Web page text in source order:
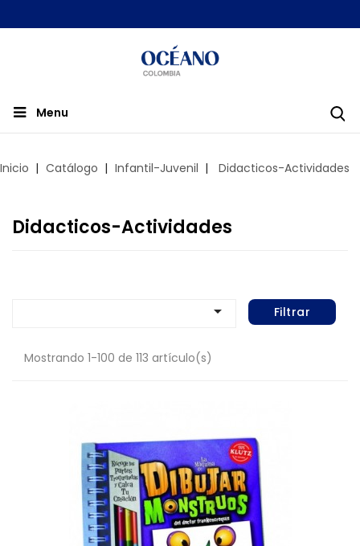
Menu
Inicio Catálogo Infantil-Juvenil Didacticos-Actividades
Didacticos-Actividades
 Filtrar
Mostrando 1-100 de 113 artículo(s)